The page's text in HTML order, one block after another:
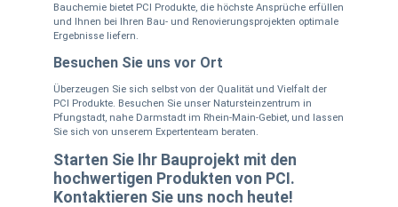
Bauchemie bietet PCI Produkte, die höchste Ansprüche erfüllen
und Ihnen bei Ihren Bau- und Renovierungsprojekten optimale
Ergebnisse liefern.
Besuchen Sie uns vor Ort
Überzeugen Sie sich selbst von der Qualität und Vielfalt der
PCI Produkte. Besuchen Sie unser Natursteinzentrum in
Pfungstadt, nahe Darmstadt im Rhein-Main-Gebiet, und lassen
Sie sich von unserem Expertenteam beraten.
Starten Sie Ihr Bauprojekt mit den
hochwertigen Produkten von PCI.
Kontaktieren Sie uns noch heute!